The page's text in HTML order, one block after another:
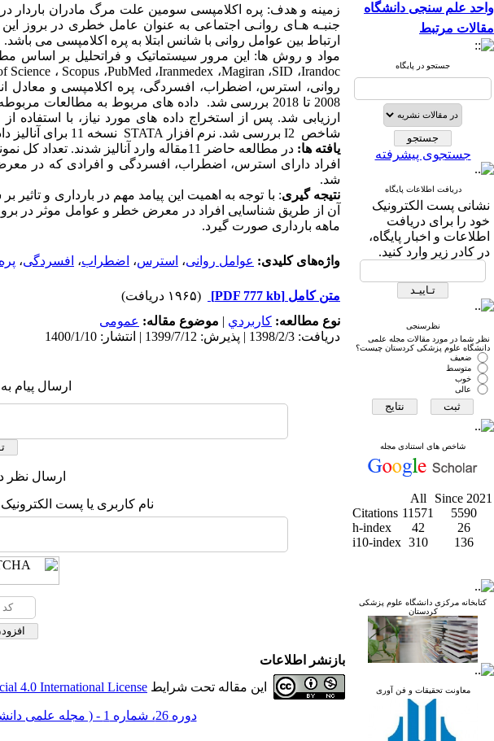
واحد علم سنجی دانشگاه
مقالات مرتبط
جستجو در پایگاه
جستجوی پیشرفته
دریافت اطلاعات پایگاه
نشانی پست الکترونیک
خود را برای دریافت
اطلاعات و اخبار پایگاه،
در کادر زیر وارد کنید.
نظرسنجی
نظر شما در مورد مقالات مجله علمی
دانشگاه علوم پزشکی کردستان چیست؟
ضعیف
متوسط
خوب
عالی
شاخص های استنادی مجله
All
Since 2021
Citations 11571
5590
h-index
42
26
i10-index 310 136
کتابخانه مرکزی دانشگاه علوم پزشکی
کردستان
معاونت تحقیقات و فن آوری
زمینه و هدف: پره اکلامپسی سومین علت مرگ مادران باردار
جنبـه هـای روانـی اجتماعی به عنوان عامل خطری در بروز
ارتباط بین عوامل روانی با شانس ابتلا به پره اکلامپسی می باشد.
مواد و روش ها:
ین مرور سیستماتیک و فراتحلیل بر اساس
Irandoc، SID، Magiran، Iranmedex، PubMed، Scopus ، Science
روانی، استرس، اضطراب، افسردگی، پره اکلامپسی و معادل
2008 تا 2018 بررسی شد.
داده های مربوط به مطالعات
ارزیابی شد. پس از استخراج داده های مورد نیاز، با استفاده
شاخص I2 بررسی شد. نرم افزار STATA نسخه 11 برای آنالیز داده ها استفاده شد.
یافته ها: در مطالعه حاضر 11مقاله وارد آنالیز شدند. تعداد کل نمونه در مطالعه حاضر
شد.
نتیجه گیری: با توجه به اهمیت این پیامد مهم در بارداری و تاثیر
آن از طریق شناسایی افراد در معرض خطر و عوامل موثر در
ماهه بارداری صورت گیرد.
واژه‌های کلیدی: عوامل روانی، استرس، اضطراب، افسردگی،
متن کامل [PDF 777 kb]
(۱۹۶۵ دریافت)
نوع مطالعه: كاربردي | موضوع مقاله: عمومى
دریافت: 1398/2/3 | پذیرش: 1399/7/12 | انتشار: 1400/1/10
ارسال پیام
ارسال نظر
نام کاربری یا پست
بازنشر اطلاعات
این مقاله تحت شرایط 4.0 International License
دوره 26، شماره 1 - ( مجله علمی دانشگاه علوم پزشکی کردستان 1400 )